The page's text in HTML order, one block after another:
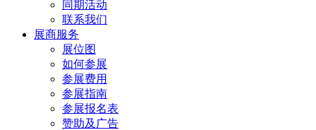
同期活动
联系我们
展商服务
展位图
如何参展
参展费用
参展指南
参展报名表
赞助及广告